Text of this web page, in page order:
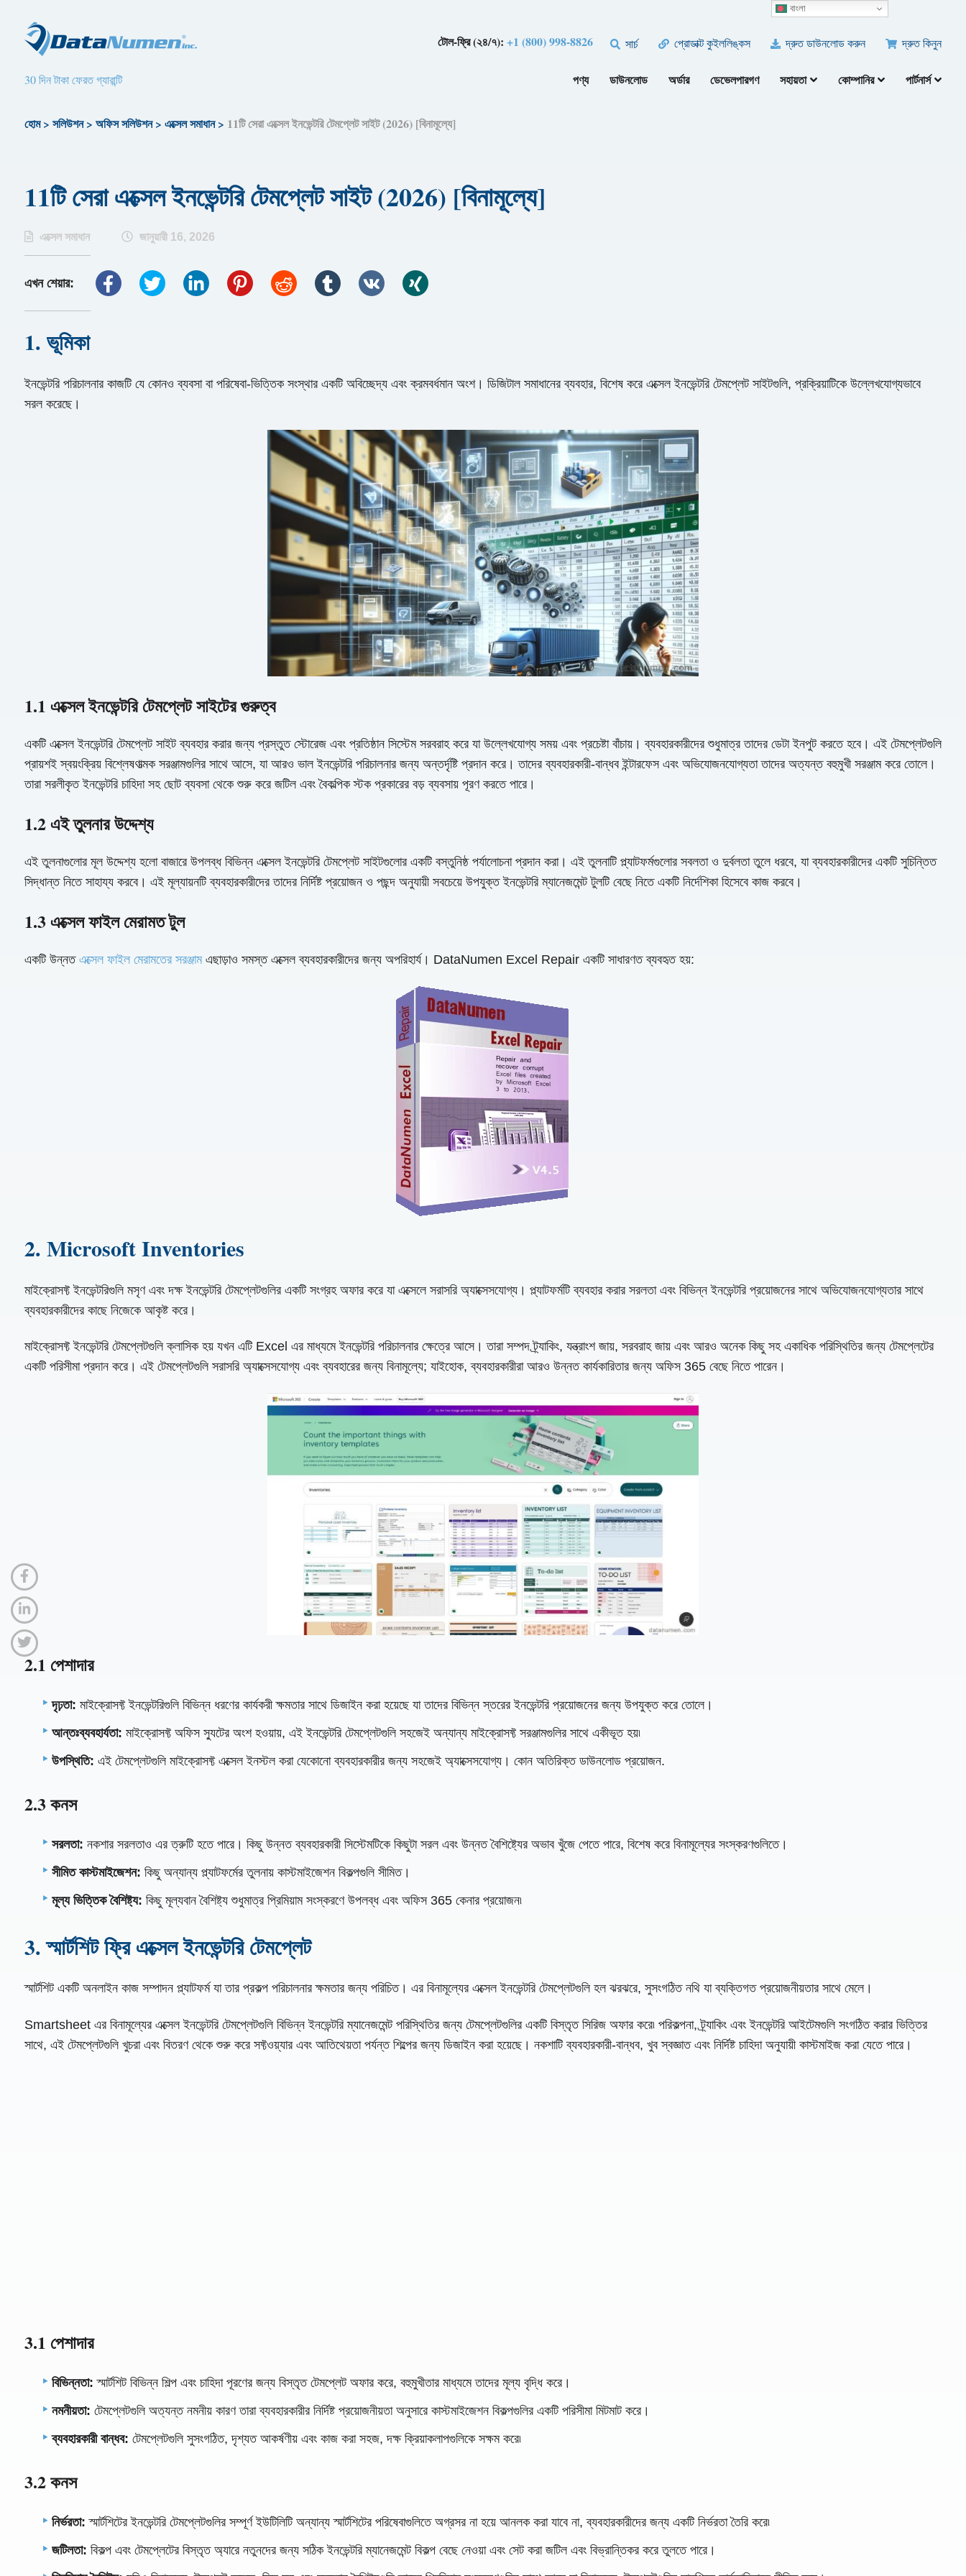
টোল-ফ্রি (২৪/৭):+1 (800) 998-8826 সার্চ প্রোডাক্ট কুইললিঙ্কস দ্রুত ডাউনলোড করুন দ্রুত কিনুন
30 দিন টাকা ফেরত গ্যারান্টি পণ্য ডাউনলোড অর্ডার ডেভেলপারগণ সহায়তা কোম্পানির পার্টনার্স
হোম> সলিউশন> অফিস সলিউশন> এক্সেল সমাধান> 11টি সেরা এক্সেল ইনভেন্টরি টেমপ্লেট সাইট (2026) [বিনামূল্যে]
11টি সেরা এক্সেল ইনভেন্টরি টেমপ্লেট সাইট (2026) [বিনামূল্যে]
এক্সেল সমাধান জানুয়ারী 16, 2026
এখন শেয়ার:
1. ভূমিকা
ইনভেন্টরি পরিচালনার কাজটি যে কোনও ব্যবসা বা পরিষেবা-ভিত্তিক সংস্থার একটি অবিচ্ছেদ্য এবং ক্রমবর্ধমান অংশ। ডিজিটাল সমাধানের ব্যবহার, বিশেষ করে এক্সেল ইনভেন্টরি টেমপ্লেট সাইটগুলি, প্রক্রিয়াটিকে উল্লেখযোগ্যভাবে
সরল করেছে।
1.1 এক্সেল ইনভেন্টরি টেমপ্লেট সাইটের গুরুত্ব
একটি এক্সেল ইনভেন্টরি টেমপ্লেট সাইট ব্যবহার করার জন্য প্রস্তুত স্টোরেজ এবং প্রতিষ্ঠান সিস্টেম সরবরাহ করে যা উল্লেখযোগ্য সময় এবং প্রচেষ্টা বাঁচায়। ব্যবহারকারীদের শুধুমাত্র তাদের ডেটা ইনপুট করতে হবে। এই টেমপ্লেটগুলি
প্রায়শই স্বয়ংক্রিয় বিশ্লেষণাত্মক সরঞ্জামগুলির সাথে আসে, যা আরও ভাল ইনভেন্টরি পরিচালনার জন্য অন্তর্দৃষ্টি প্রদান করে। তাদের ব্যবহারকারী-বান্ধব ইন্টারফেস এবং অভিযোজনযোগ্যতা তাদের অত্যন্ত বহুমুখী সরঞ্জাম করে তোলে।
তারা সরলীকৃত ইনভেন্টরি চাহিদা সহ ছোট ব্যবসা থেকে শুরু করে জটিল এবং বৈকল্পিক স্টক প্রকারের বড় ব্যবসায় পূরণ করতে পারে।
1.2 এই তুলনার উদ্দেশ্য
এই তুলনাগুলোর মূল উদ্দেশ্য হলো বাজারে উপলব্ধ বিভিন্ন এক্সেল ইনভেন্টরি টেমপ্লেট সাইটগুলোর একটি বস্তুনিষ্ঠ পর্যালোচনা প্রদান করা। এই তুলনাটি প্ল্যাটফর্মগুলোর সবলতা ও দুর্বলতা তুলে ধরবে, যা ব্যবহারকারীদের একটি সুচিন্তিত
সিদ্ধান্ত নিতে সাহায্য করবে। এই মূল্যায়নটি ব্যবহারকারীদের তাদের নির্দিষ্ট প্রয়োজন ও পছন্দ অনুযায়ী সবচেয়ে উপযুক্ত ইনভেন্টরি ম্যানেজমেন্ট টুলটি বেছে নিতে একটি নির্দেশিকা হিসেবে কাজ করবে।
1.3 এক্সেল ফাইল মেরামত টুল
একটি উন্নত এক্সেল ফাইল মেরামতের সরঞ্জামএছাড়াও সমস্ত এক্সেল ব্যবহারকারীদের জন্য অপরিহার্য। DataNumen Excel Repair একটি সাধারণত ব্যবহৃত হয়:
2. Microsoft Inventories
মাইক্রোসফ্ট ইনভেন্টরিগুলি মসৃণ এবং দক্ষ ইনভেন্টরি টেমপ্লেটগুলির একটি সংগ্রহ অফার করে যা এক্সেলে সরাসরি অ্যাক্সেসযোগ্য। প্ল্যাটফর্মটি ব্যবহার করার সরলতা এবং বিভিন্ন ইনভেন্টরি প্রয়োজনের সাথে অভিযোজনযোগ্যতার সাথে
ব্যবহারকারীদের কাছে নিজেকে আকৃষ্ট করে।
মাইক্রোসফ্ট ইনভেন্টরি টেমপ্লেটগুলি ক্লাসিক হয় যখন এটি Excel এর মাধ্যমে ইনভেন্টরি পরিচালনার ক্ষেত্রে আসে। তারা সম্পদ ট্র্যাকিং, যন্ত্রাংশ জায়, সরবরাহ জায় এবং আরও অনেক কিছু সহ একাধিক পরিস্থিতির জন্য টেমপ্লেটের
একটি পরিসীমা প্রদান করে। এই টেমপ্লেটগুলি সরাসরি অ্যাক্সেসযোগ্য এবং ব্যবহারের জন্য বিনামূল্যে; যাইহোক, ব্যবহারকারীরা আরও উন্নত কার্যকারিতার জন্য অফিস 365 বেছে নিতে পারেন।
2.1 পেশাদার
দৃঢ়তা: মাইক্রোসফ্ট ইনভেন্টরিগুলি বিভিন্ন ধরণের কার্যকরী ক্ষমতার সাথে ডিজাইন করা হয়েছে যা তাদের বিভিন্ন স্তরের ইনভেন্টরি প্রয়োজনের জন্য উপযুক্ত করে তোলে।
আন্তঃব্যবহার্যতা: মাইক্রোসফ্ট অফিস স্যুটের অংশ হওয়ায়, এই ইনভেন্টরি টেমপ্লেটগুলি সহজেই অন্যান্য মাইক্রোসফ্ট সরঞ্জামগুলির সাথে একীভূত হয়৷
উপস্থিতি: এই টেমপ্লেটগুলি মাইক্রোসফ্ট এক্সেল ইনস্টল করা যেকোনো ব্যবহারকারীর জন্য সহজেই অ্যাক্সেসযোগ্য। কোন অতিরিক্ত ডাউনলোড প্রয়োজন.
2.3 কনস
সরলতা: নকশার সরলতাও এর ত্রুটি হতে পারে। কিছু উন্নত ব্যবহারকারী সিস্টেমটিকে কিছুটা সরল এবং উন্নত বৈশিষ্ট্যের অভাব খুঁজে পেতে পারে, বিশেষ করে বিনামূল্যের সংস্করণগুলিতে।
সীমিত কাস্টমাইজেশন: কিছু অন্যান্য প্ল্যাটফর্মের তুলনায় কাস্টমাইজেশন বিকল্পগুলি সীমিত।
মূল্য ভিত্তিক বৈশিষ্ট্য: কিছু মূল্যবান বৈশিষ্ট্য শুধুমাত্র প্রিমিয়াম সংস্করণে উপলব্ধ এবং অফিস 365 কেনার প্রয়োজন৷
3. স্মার্টশিট ফ্রি এক্সেল ইনভেন্টরি টেমপ্লেট
স্মার্টশিট একটি অনলাইন কাজ সম্পাদন প্ল্যাটফর্ম যা তার প্রকল্প পরিচালনার ক্ষমতার জন্য পরিচিত। এর বিনামূল্যের এক্সেল ইনভেন্টরি টেমপ্লেটগুলি হল ঝরঝরে, সুসংগঠিত নথি যা ব্যক্তিগত প্রয়োজনীয়তার সাথে মেলে।
Smartsheet এর বিনামূল্যের এক্সেল ইনভেন্টরি টেমপ্লেটগুলি বিভিন্ন ইনভেন্টরি ম্যানেজমেন্ট পরিস্থিতির জন্য টেমপ্লেটগুলির একটি বিস্তৃত সিরিজ অফার করে৷ পরিকল্পনা, ট্র্যাকিং এবং ইনভেন্টরি আইটেমগুলি সংগঠিত করার ভিত্তির
সাথে, এই টেমপ্লেটগুলি খুচরা এবং বিতরণ থেকে শুরু করে সফ্টওয়্যার এবং আতিথেয়তা পর্যন্ত শিল্পের জন্য ডিজাইন করা হয়েছে। নকশাটি ব্যবহারকারী-বান্ধব, খুব স্বজ্ঞাত এবং নির্দিষ্ট চাহিদা অনুযায়ী কাস্টমাইজ করা যেতে পারে।
3.1 পেশাদার
বিভিন্নতা: স্মার্টশিট বিভিন্ন শিল্প এবং চাহিদা পূরণের জন্য বিস্তৃত টেমপ্লেট অফার করে, বহুমুখীতার মাধ্যমে তাদের মূল্য বৃদ্ধি করে।
নমনীয়তা: টেমপ্লেটগুলি অত্যন্ত নমনীয় কারণ তারা ব্যবহারকারীর নির্দিষ্ট প্রয়োজনীয়তা অনুসারে কাস্টমাইজেশন বিকল্পগুলির একটি পরিসীমা মিটমাট করে।
ব্যবহারকারী বান্ধব: টেমপ্লেটগুলি সুসংগঠিত, দৃশ্যত আকর্ষণীয় এবং কাজ করা সহজ, দক্ষ ক্রিয়াকলাপগুলিকে সক্ষম করে৷
3.2 কনস
নির্ভরতা: স্মার্টশিটের ইনভেন্টরি টেমপ্লেটগুলির সম্পূর্ণ ইউটিলিটি অন্যান্য স্মার্টশিটের পরিষেবাগুলিতে অগ্রসর না হয়ে আনলক করা যাবে না, ব্যবহারকারীদের জন্য একটি নির্ভরতা তৈরি করে৷
জটিলতা: বিকল্প এবং টেমপ্লেটের বিস্তৃত অ্যারে নতুনদের জন্য সঠিক ইনভেন্টরি ম্যানেজমেন্ট বিকল্প বেছে নেওয়া এবং সেট করা জটিল এবং বিভ্রান্তিকর করে তুলতে পারে।
বাংলা